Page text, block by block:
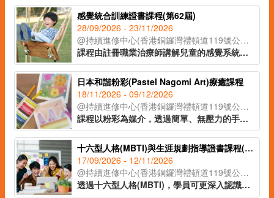
感覺統合訓練證書課程(第62屆)
28/09/2026 - 23/11/2026
@持續進修中心(香港銅鑼灣禮頓道119號公理堂大樓21-23樓)
課程由註冊職業治療師講解兒童的感覺系統與專注力、身體張力運用、手眼協調、情緒穩定之間的關係，教授如何透過大量刺激讓大腦作出適當的回應，達致協調、穩定及發展能力提升兒童各方面能力，指導學員制定更有效培訓方法，事半功倍。
日本和諧粉彩(Pastel Nagomi Art)療癒課程
18/11/2026 - 09/12/2026
@持續進修中心(香港銅鑼灣禮頓道119號公理堂大樓21-23樓)
課程以粉彩為媒介，透過簡單、無壓力的手指繪畫技巧，即使是零繪畫經驗的學員亦能輕鬆掌握。課程內容涵蓋和諧粉彩的起源、基礎技法、創作技巧與色彩心理學入門，並引導學員完成八幅具有主題意涵的創作作品。透過溫柔的粉彩色調與富啟發性的圖像構圖，讓學員在創作中感受內在平靜與情緒釋放，並學習如何運用藝術作為自我表達與情緒調節的工具，達致身心靈的平衡與和諧。
十六型人格(MBTI)與生涯規劃指導證書課程(第40屆)
17/09/2026 - 12/11/2026
@持續進修中心(香港銅鑼灣禮頓道119號公理堂大樓21-23樓)
透過十六型人格(MBTI)，學員可更深入認識自己的興趣、能力和方向，配合知識、技能及態度，作出明智的人生選擇。課程適合有意增強自我認識或優化人生規劃的人士，當中教授的Coaching基本技巧，可幫助老師、社工、管理人員和公司培訓主任等對其服務對象或員工更有效地進行人生規劃的指導。